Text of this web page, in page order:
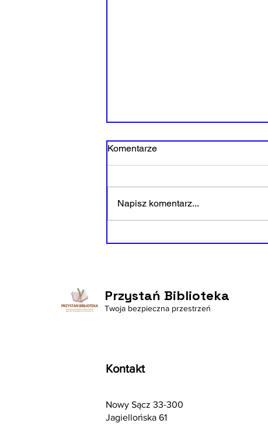
Komentarze
Napisz komentarz...
Przystań Biblioteka
Twoja bezpieczna przestrzeń
Kontakt
Nowy Sącz 33-300
Jagiellońska 61